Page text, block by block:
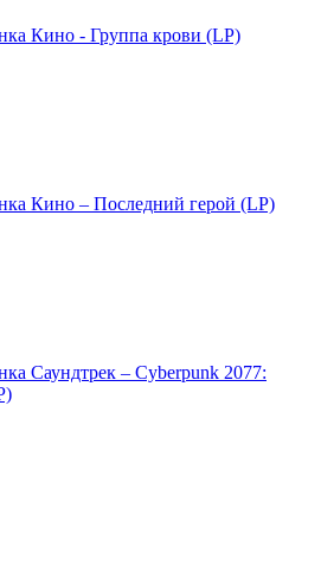
Кино - Группа крови (LP)
Кино – Последний герой (LP)
Саундтрек – Cyberpunk 2077: